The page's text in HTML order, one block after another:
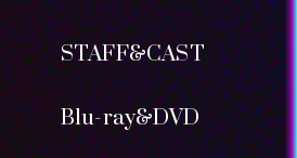
STAFF&CAST
Blu-ray&DVD